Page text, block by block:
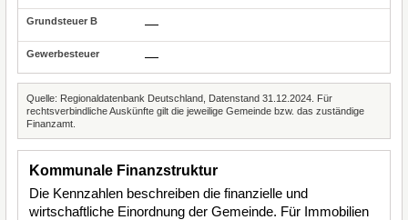
—
—
Quelle: Regionaldatenbank Deutschland, Datenstand 31.12.2024. Für
rechtsverbindliche Auskünfte gilt die jeweilige Gemeinde bzw. das zuständige
Finanzamt.
Kommunale Finanzstruktur
Die Kennzahlen beschreiben die finanzielle und
wirtschaftliche Einordnung der Gemeinde. Für Immobilien